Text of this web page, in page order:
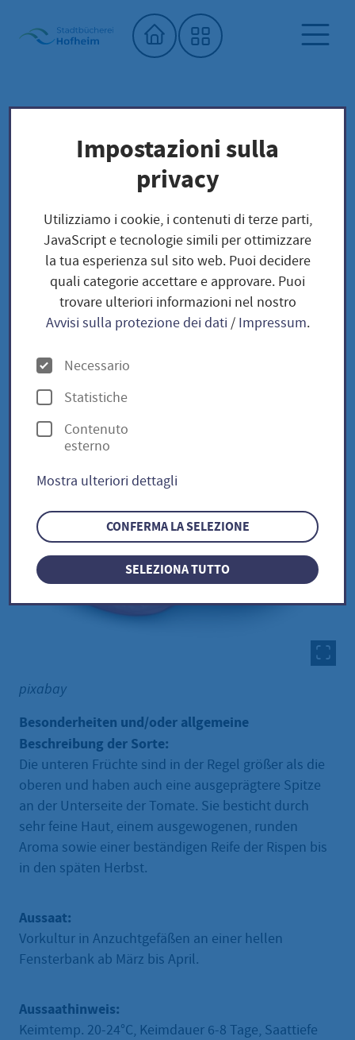
Home"
Biblioteca comunale
Biblioteca dei semi
Unser Saatgut: Aussaat - Ernte -
Fruchtgemüse
TOMATEN DG San Pizzuolo
DG San Pizzuolo
Tomate DG San Pizzuolo
pixabay
Besonderheiten und/oder allgemeine
Beschreibung der Sorte:
Die unteren Früchte sind in der Regel größer als die
oberen und haben auch eine ausgeprägtere Spitze
an der Unterseite der Tomate. Sie besticht durch
sehr feine Haut, einem ausgewogenen, runden
Aroma sowie einer beständigen Reife der Rispen bis
in den späten Herbst.
Aussaat:
Vorkultur in Anzuchtgefäßen an einer hellen
Fensterbank ab März bis April.
Aussaathinweis:
Keimtemp. 20-24°C, Keimdauer 6-8 Tage, Saattiefe
Impostazioni sulla
privacy
Utilizziamo i cookie, i contenuti di terze parti,
JavaScript e tecnologie simili per ottimizzare
la tua esperienza sul sito web. Puoi decidere
quali categorie accettare e approvare. Puoi
trovare ulteriori informazioni nel nostro
Avvisi sulla protezione dei dati/ Impressum.
O
p
z
i
n
Necessario
Statistiche
Contenuto
esterno
Mostra ulteriori dettagli
CONFERMA LA SELEZIONE
SELEZIONA TUTTO